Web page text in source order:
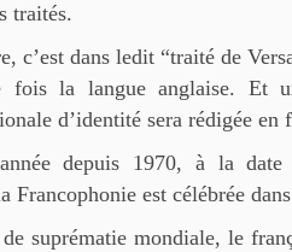
traités.
c’est dans ledit “traité de
fois la langue anglaise. Et
d’identité sera rédigée en
depuis 1970, à la
Francophonie est célébrée
suprématie mondiale, le